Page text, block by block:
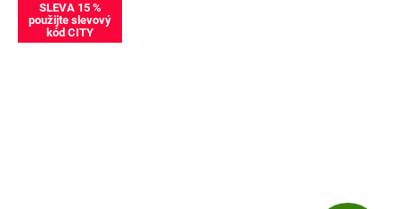
SLEVA 15 %
použijte slevový
kód CITY